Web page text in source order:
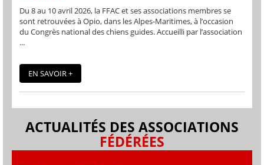
Du 8 au 10 avril 2026, la FFAC et ses associations membres se
sont retrouvées à Opio, dans les Alpes-Maritimes, à l’occasion
du Congrès national des chiens guides. Accueilli par l’association
...
EN SAVOIR +
ACTUALITÉS DES ASSOCIATIONS
FÉDÉRÉES